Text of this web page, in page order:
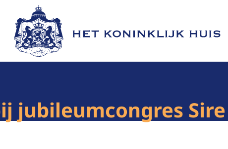
Naar de homepage van Het Koninklijk Huis
jubileumcongres Sire